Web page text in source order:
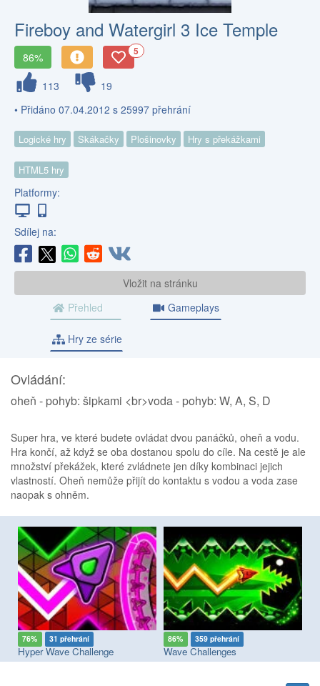
Fireboy and Watergirl 3 Ice Temple
86% 5
113
19
• Přidáno 07.04.2012 s 25997 přehrání
Logické hry Skákačky Plošinovky Hry s překážkami
HTML5 hry
Platformy:
Sdílej na:
Vložit na stránku
Přehled
Gameplays
Hry ze série
Ovládání:
oheň - pohyb: šipkami <br>voda - pohyb: W, A, S, D
Super hra, ve které budete ovládat dvou panáčků, oheň a vodu.
Hra končí, až když se oba dostanou spolu do cíle. Na cestě je ale
množství překážek, které zvládnete jen díky kombinaci jejich
vlastností. Oheň nemůže přijít do kontaktu s vodou a voda zase
naopak s ohněm.
76% 31 přehrání
Hyper Wave Challenge
86% 359 přehrání
Wave Challenges